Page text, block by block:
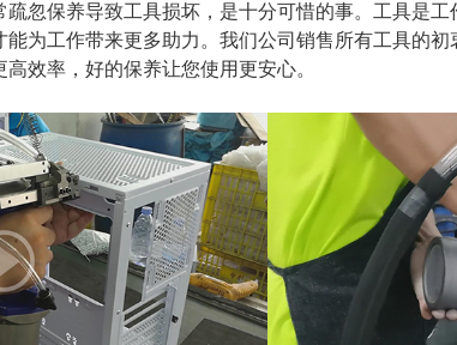
忽保养导致工具损坏，是十分可惜的事。工具是
为工作带来更多助力。我们公司销售所有工具的
效率，好的保养让您使用更安心。